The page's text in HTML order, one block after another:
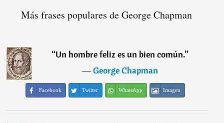
Más frases populares de George Chapman
“Un hombre feliz es un bien común.”
―George Chapman
Facebook Twitter WhatsApp Imagen